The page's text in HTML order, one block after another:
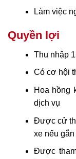
Làm việc
Quyền lợi
Thu nhập
Có cơ hội
Hoa hồng
dịch vụ
Được cử
xe nếu
Được